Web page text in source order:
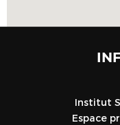
Institut
Espace